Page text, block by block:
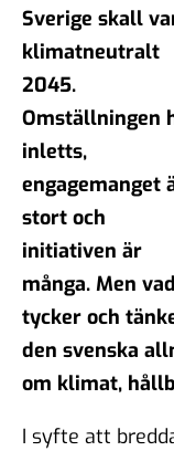
Sverige skall
klimatneutralt
2045.
Omställningen
inletts,
engagemanget
stort och
initiativen är
många. Men vad
tycker och
den svenska
om klimat,
I syfte att